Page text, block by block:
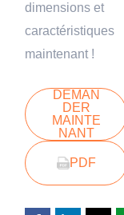
dimensions et
caractéristiques
maintenant !
DEMAN
DER
MAINTE
NANT
PDF